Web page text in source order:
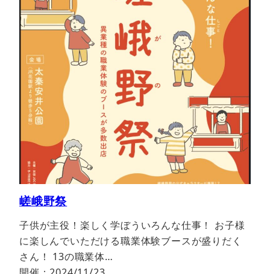
嵯峨野祭
子供が主役！楽しく学ぼういろんな仕事！ お子様
に楽しんでいただける職業体験ブースが盛りだく
さん！ 13の職業体…